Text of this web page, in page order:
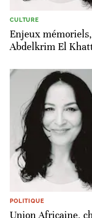
CULTURE
Enjeux
Abdelkrim El
POLITIQUE
Union Africaine,